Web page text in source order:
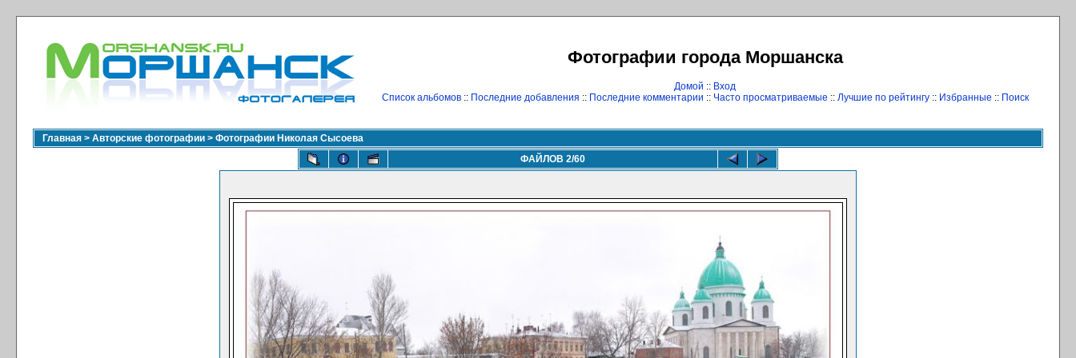
Фотографии города Моршанска
Домой :: Вход
Список альбомов:: Последние добавления :: Последние комментарии :: Часто просматриваемые :: Лучшие по рейтингу:: Избранные :: Поиск
Главная > Авторские фотографии > Фотографии Николая Сысоева
ФАЙЛОВ 2/60